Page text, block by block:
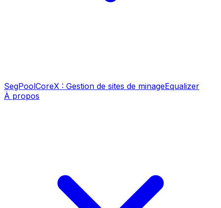
SegPoolCoreX : Gestion de sites de minageEqualizer
À propos